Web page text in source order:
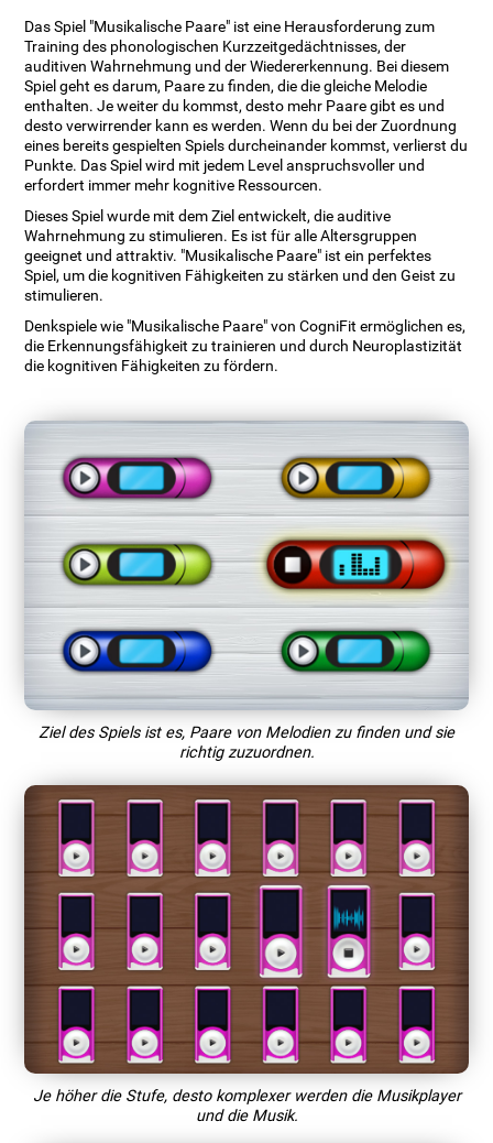
Das Spiel "Musikalische Paare" ist eine Herausforderung zum
Training des phonologischen Kurzzeitgedächtnisses, der
auditiven Wahrnehmung und der Wiedererkennung. Bei diesem
Spiel geht es darum, Paare zu finden, die die gleiche Melodie
enthalten. Je weiter du kommst, desto mehr Paare gibt es und
desto verwirrender kann es werden. Wenn du bei der Zuordnung
eines bereits gespielten Spiels durcheinander kommst, verlierst du
Punkte. Das Spiel wird mit jedem Level anspruchsvoller und
erfordert immer mehr kognitive Ressourcen.
Dieses Spiel wurde mit dem Ziel entwickelt, die auditive
Wahrnehmung zu stimulieren. Es ist für alle Altersgruppen
geeignet und attraktiv. "Musikalische Paare" ist ein perfektes
Spiel, um die kognitiven Fähigkeiten zu stärken und den Geist zu
stimulieren.
Denkspiele wie "Musikalische Paare" von CogniFit ermöglichen es,
die Erkennungsfähigkeit zu trainieren und durch Neuroplastizität
die kognitiven Fähigkeiten zu fördern.
Ziel des Spiels ist es, Paare von Melodien zu finden und sie
richtig zuzuordnen.
Je höher die Stufe, desto komplexer werden die Musikplayer
und die Musik.